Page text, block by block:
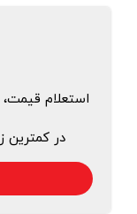
استعلام
در